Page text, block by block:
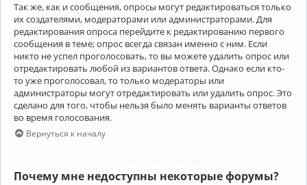
Так же, как и сообщения, опросы могут редактироваться только
их создателями, модераторами или администраторами. Для
редактирования опроса перейдите к редактированию первого
сообщения в теме; опрос всегда связан именно с ним. Если
никто не успел проголосовать, то вы можете удалить опрос или
отредактировать любой из вариантов ответа. Однако если кто-
то уже проголосовал, то только модераторы или
администраторы могут отредактировать или удалить опрос. Это
сделано для того, чтобы нельзя было менять варианты ответов
во время голосования.
Вернуться к началу
Почему мне недоступны некоторые форумы?